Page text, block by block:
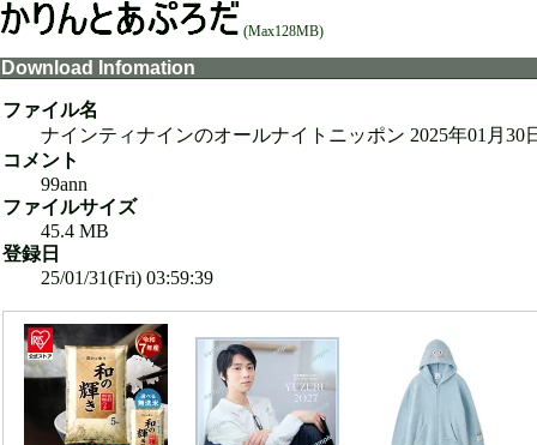
(Max128MB)
Download Infomation
ファイル名
ナインティナインのオールナイトニッポン 2025年01月30
コメント
99ann
ファイルサイズ
45.4 MB
登録日
25/01/31(Fri) 03:59:39